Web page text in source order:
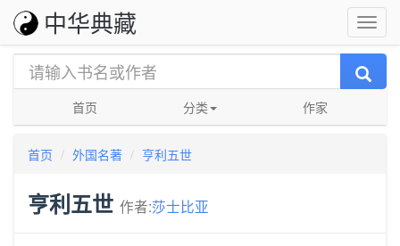
中华典藏
首页 分类 作家
首页 外国名著 亨利五世
亨利五世 作者:莎士比亚